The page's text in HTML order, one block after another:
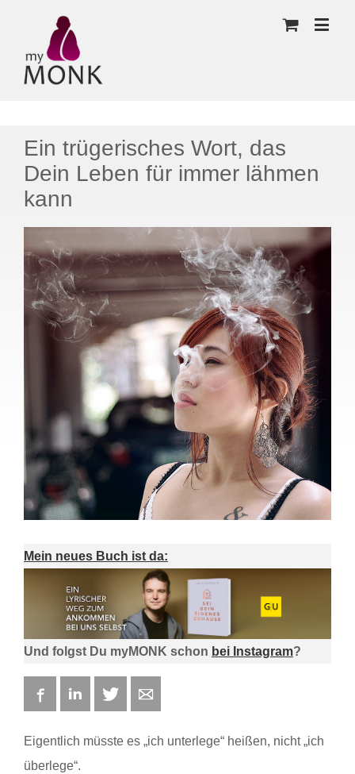
Ein trügerisches Wort, das
Dein Leben für immer lähmen
kann
Mein neues Buch ist da:
Und folgst Du myMONK schon bei Instagram?
FacebookLinkedIn Twitter
Eigentlich müsste es „ich unterlege“ heißen, nicht „ich
überlege“.